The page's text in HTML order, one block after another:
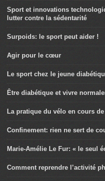
Sport et innovations
lutter contre la sédentarité
Surpoids: le sport peut aider !
Agir pour le cœur
Le sport chez le jeune
Être diabétique et vivre
La pratique du vélo en cours
Confinement: rien ne sert de
Marie-Amélie Le Fur: « le seul
Comment reprendre l’activité